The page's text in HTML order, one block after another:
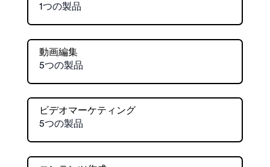
1つの製品
動画編集
5つの製品
ビデオマーケティング
5つの製品